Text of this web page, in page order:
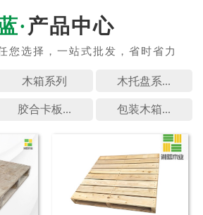
产品中心
木箱系列 木托盘系...
胶合卡板... 包装木箱...